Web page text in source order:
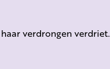
verdrongen verdriet.